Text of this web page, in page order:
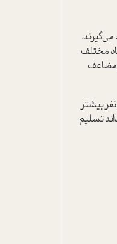
مختلف
مضاعف
بيشتر
تسليم